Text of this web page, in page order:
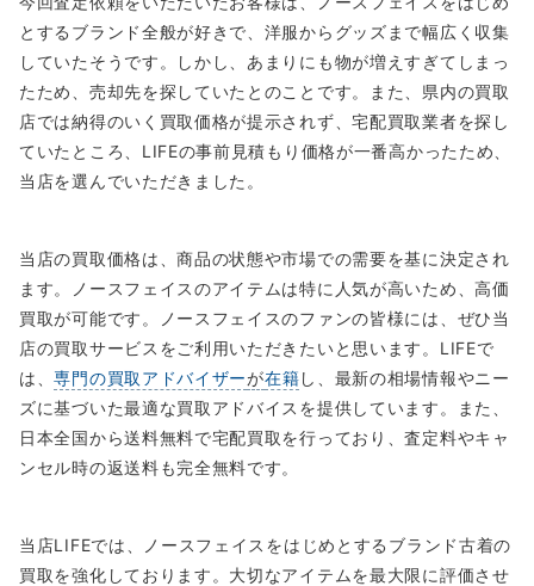
とするブランド全般が好きで、洋服からグッズまで幅広く収集
していたそうです。しかし、あまりにも物が増えすぎてしまっ
たため、売却先を探していたとのことです。また、県内の買取
店では納得のいく買取価格が提示されず、宅配買取業者を探し
ていたところ、LIFEの事前見積もり価格が一番高かったため、
当店を選んでいただきました。
当店の買取価格は、商品の状態や市場での需要を基に決定され
ます。ノースフェイスのアイテムは特に人気が高いため、高価
買取が可能です。ノースフェイスのファンの皆様には、ぜひ当
店の買取サービスをご利用いただきたいと思います。LIFEで
は、専門の買取アドバイザーが在籍し、最新の相場情報やニー
ズに基づいた最適な買取アドバイスを提供しています。また、
日本全国から送料無料で宅配買取を行っており、査定料やキャ
ンセル時の返送料も完全無料です。
当店LIFEでは、ノースフェイスをはじめとするブランド古着の
買取を強化しております。大切なアイテムを最大限に評価させ